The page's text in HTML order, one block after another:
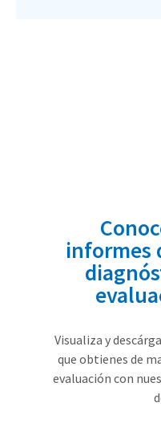
informes
Visualiza y
que obtienes de
evaluación con